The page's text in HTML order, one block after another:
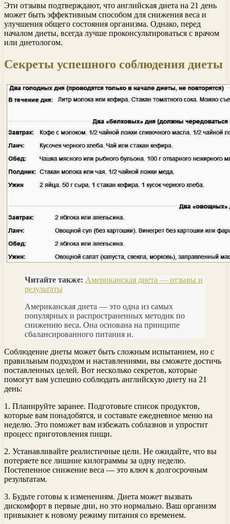
Эти отзывы подтверждают, что английская диета на 21 день
может быть эффективным способом для снижения веса и
улучшения общего состояния организма. Однако, перед
началом диеты, всегда лучше проконсультироваться с врачом
или диетологом.
Секреты успешного соблюдения диеты
Читайте также: Американская диета — отзывы и
результаты
Американская диета — это одна из самых
популярных и распространенных методик по
снижению веса. Она основана на принципе
сбалансированного питания и.
Соблюдение диеты может быть сложным испытанием, но с
правильным подходом и наставлениями, вы сможете достичь
поставленных целей. Вот несколько секретов, которые
помогут вам успешно соблюдать английскую диету на 21
день:
1. Планируйте заранее. Подготовьте список продуктов,
которые вам понадобятся, и составьте ежедневное меню на
неделю. Это поможет вам избежать соблазнов и упростит
процесс приготовления пищи.
2. Устанавливайте реалистичные цели. Не ожидайте, что вы
потеряете все лишние килограммы за одну неделю.
Постепенное снижение веса — это ключ к долгосрочным
результатам.
3. Будьте готовы к изменениям. Диета может вызвать
дискомфорт в первые дни, но это нормально. Ваш организм
привыкнет к новому режиму питания со временем.